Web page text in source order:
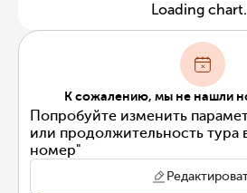
Loading
К сожалению, мы не нашли
Попробуйте изменить
или продолжительность тура
номер"